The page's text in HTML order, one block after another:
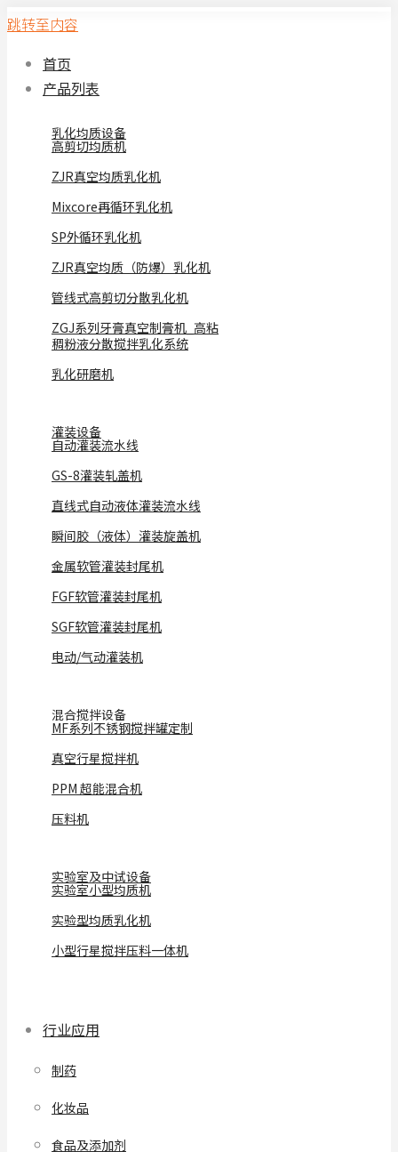
跳转至内容
首页
产品列表
乳化均质设备
高剪切均质机
ZJR真空均质乳化机
Mixcore再循环乳化机
SP外循环乳化机
ZJR真空均质（防爆）乳化机
管线式高剪切分散乳化机
ZGJ系列牙膏真空制膏机_高粘
稠粉液分散搅拌乳化系统
乳化研磨机
灌装设备
自动灌装流水线
GS-8灌装轧盖机
直线式自动液体灌装流水线
瞬间胶（液体）灌装旋盖机
金属软管灌装封尾机
FGF软管灌装封尾机
SGF软管灌装封尾机
电动/气动灌装机
混合搅拌设备
MF系列不锈钢搅拌罐定制
真空行星搅拌机
PPM 超能混合机
压料机
实验室及中试设备
实验室小型均质机
实验型均质乳化机
小型行星搅拌压料一体机
行业应用
制药
化妆品
食品及添加剂